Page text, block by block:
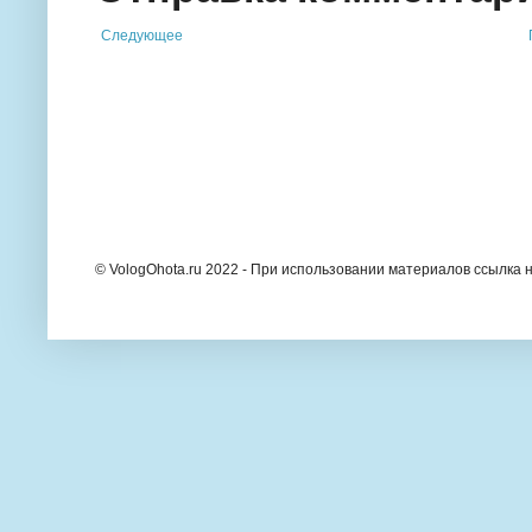
Следующее
© VologOhota.ru 2022 - При использовании материалов ссылка